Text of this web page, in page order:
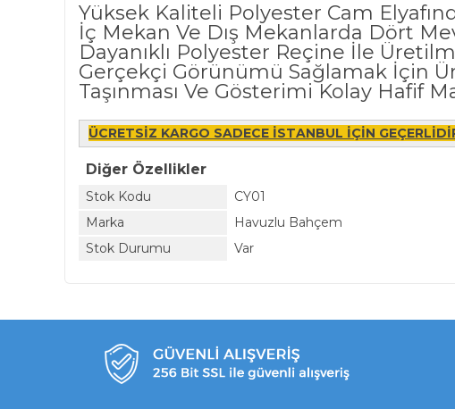
Yüksek Kaliteli Polyester Cam
İç Mekan Ve Dış Mekanlarda Dört
Dayanıklı Polyester Reçine İle
Gerçekçi Görünümü Sağlamak İçin
Taşınması Ve Gösterimi Kolay Hafif
ÜCRETSİZ KARGO SADECE İSTANBUL İÇİN
Diğer Özellikler
Stok Kodu
CY01
Marka
Havuzlu Bahçem
Stok Durumu
Var